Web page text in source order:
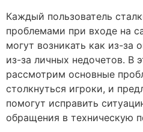
Каждый пользователь
проблемами при входе на
могут возникать как из-за
из-за личных недочетов. В
рассмотрим основные
столкнуться игроки, и
помогут исправить
обращения в техническую